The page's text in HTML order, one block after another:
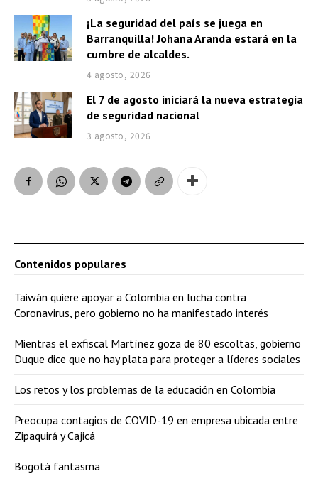
¡La seguridad del país se juega en
Barranquilla! Johana Aranda estará en la
cumbre de alcaldes.
4 agosto, 2026
El 7 de agosto iniciará la nueva estrategia
de seguridad nacional
3 agosto, 2026
Contenidos populares
Taiwán quiere apoyar a Colombia en lucha contra
Coronavirus, pero gobierno no ha manifestado interés
Mientras el exfiscal Martínez goza de 80 escoltas, gobierno
Duque dice que no hay plata para proteger a líderes sociales
Los retos y los problemas de la educación en Colombia
Preocupa contagios de COVID-19 en empresa ubicada entre
Zipaquirá y Cajicá
Bogotá fantasma